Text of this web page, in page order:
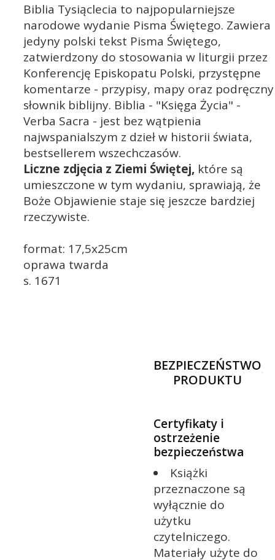
Biblia Tysiąclecia to najpopularniejsze
narodowe wydanie Pisma Świętego. Zawiera
jedyny polski tekst Pisma Świętego,
zatwierdzony do stosowania w liturgii przez
Konferencję Episkopatu Polski, przystępne
komentarze - przypisy, mapy oraz podręczny
słownik biblijny. Biblia - "Księga Życia" -
Verba Sacra - jest bez wątpienia
najwspanialszym z dzieł w historii świata,
bestsellerem wszechczasów.
Liczne zdjęcia z Ziemi Świętej, które są
umieszczone w tym wydaniu, sprawiają, że
Boże Objawienie staje się jeszcze bardziej
rzeczywiste.
format: 17,5x25cm
oprawa twarda
s. 1671
BEZPIECZEŃSTWO
PRODUKTU
Certyfikaty i
ostrzeżenie
bezpieczeństwa
Książki
przeznaczone są
wyłącznie do
użytku
czytelniczego.
Materiały użyte do